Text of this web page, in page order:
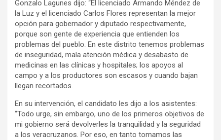
Gonzalo Lagunes dijo: “El licenciado Armando Méndez de
la Luz y el licenciado Carlos Flores representan la mejor
opción para gobernador y diputado respectivamente,
porque son gente de experiencia que entienden los
problemas del pueblo. En este distrito tenemos problemas
de inseguridad, mala atención médica y desabasto de
medicinas en las clínicas y hospitales; los apoyos al
campo y a los productores son escasos y cuando bajan
llegan recortados.
En su intervención, el candidato les dijo a los asistentes:
“Todo urge, sin embargo, uno de los primeros objetivos de
mi gobierno será devolverles la tranquilidad y la seguridad
a los veracruzanos. Por eso, en tanto tomamos las